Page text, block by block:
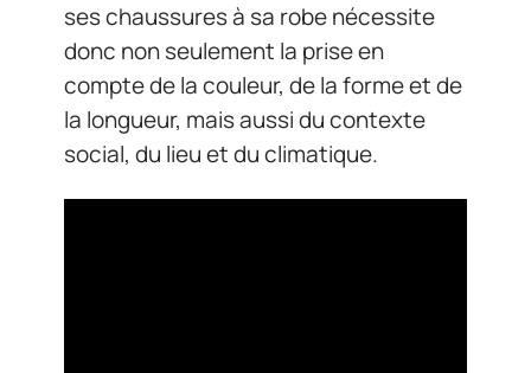
ses chaussures à sa robe nécessite
donc non seulement la prise en
compte de la couleur, de la forme et de
la longueur, mais aussi du contexte
social, du lieu et du climatique.